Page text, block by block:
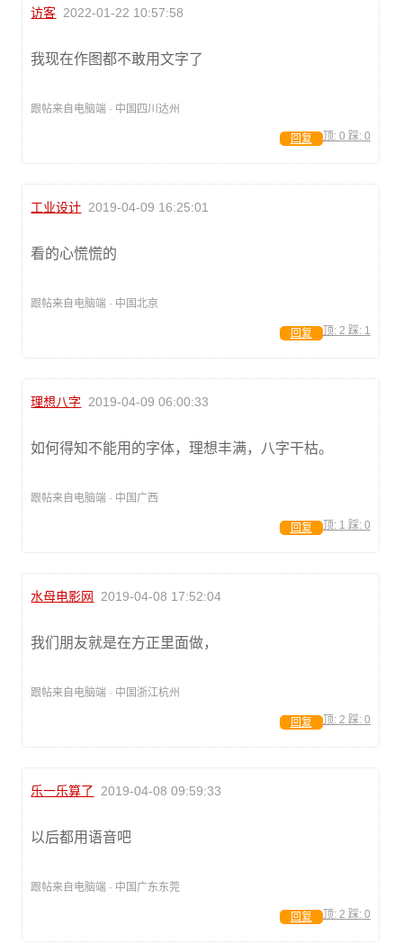
访客 2022-01-22 10:57:58
我现在作图都不敢用文字了
跟帖来自电脑端 · 中国四川达州
顶: 0 踩: 0
回复
工业设计 2019-04-09 16:25:01
看的心慌慌的
跟帖来自电脑端 · 中国北京
顶: 2 踩: 1
回复
理想八字 2019-04-09 06:00:33
如何得知不能用的字体，理想丰满，八字干枯。
跟帖来自电脑端 · 中国广西
顶: 1 踩: 0
回复
水母电影网 2019-04-08 17:52:04
我们朋友就是在方正里面做，
跟帖来自电脑端 · 中国浙江杭州
顶: 2 踩: 0
回复
乐一乐算了 2019-04-08 09:59:33
以后都用语音吧
跟帖来自电脑端 · 中国广东东莞
顶: 2 踩: 0
回复